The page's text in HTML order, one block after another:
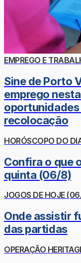
EMPREGO E
Sine de Porto
emprego
oportunidades
recolocação
HORÓSCOPO DO
Confira o que
quinta (06/8)
JOGOS DE HOJE
Onde assistir
das partidas
OPERAÇÃO